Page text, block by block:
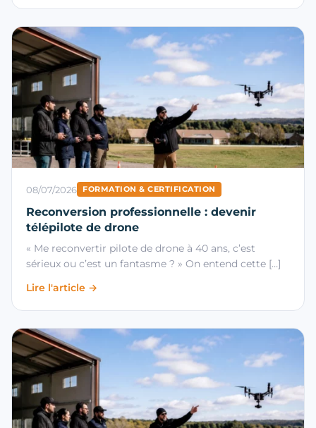
08/07/2026 FORMATION & CERTIFICATION
Reconversion professionnelle : devenir
télépilote de drone
« Me reconvertir pilote de drone à 40 ans, c’est
sérieux ou c’est un fantasme ? » On entend cette […]
Lire l'article →